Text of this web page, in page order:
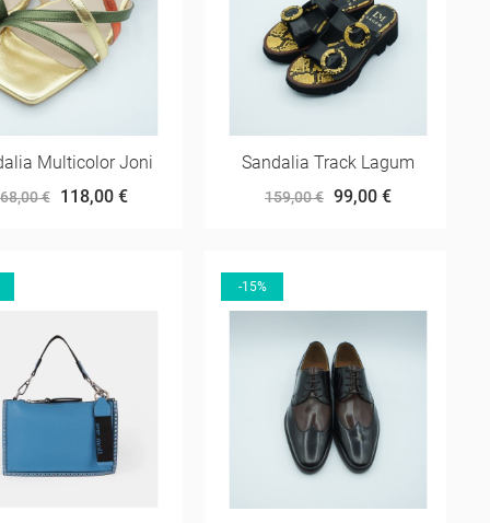
Multicolor Joni
€ 118,00 €
Sandalia Track Lagum
159,00 € 99,00 €
-15%